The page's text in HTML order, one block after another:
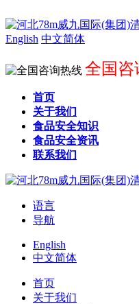
English 中文简体
全国咨
首页
关于我们
食品安全知识
食品安全资讯
联系我们
语言
导航
English
中文简体
首页
关于我们